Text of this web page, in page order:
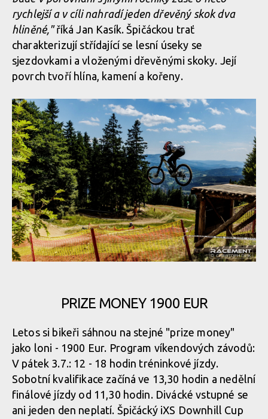
rychlejší a v cíli nahradí jeden dřevěný skok dva
hliněné,"říká Jan Kasík. Špičáckou trať
charakterizují střídající se lesní úseky se
sjezdovkami a vloženými dřevěnými skoky. Její
povrch tvoří hlína, kamení a kořeny.
PRIZE MONEY 1900 EUR
Letos si bikeři sáhnou na stejné "prize money"
jako loni - 1900 Eur. Program víkendových závodů:
V pátek 3.7.: 12 - 18 hodin tréninkové jízdy.
Sobotní kvalifikace začíná ve 13,30 hodin a nedělní
finálové jízdy od 11,30 hodin. Divácké vstupné se
ani jeden den neplatí. Špičácký iXS Downhill Cup